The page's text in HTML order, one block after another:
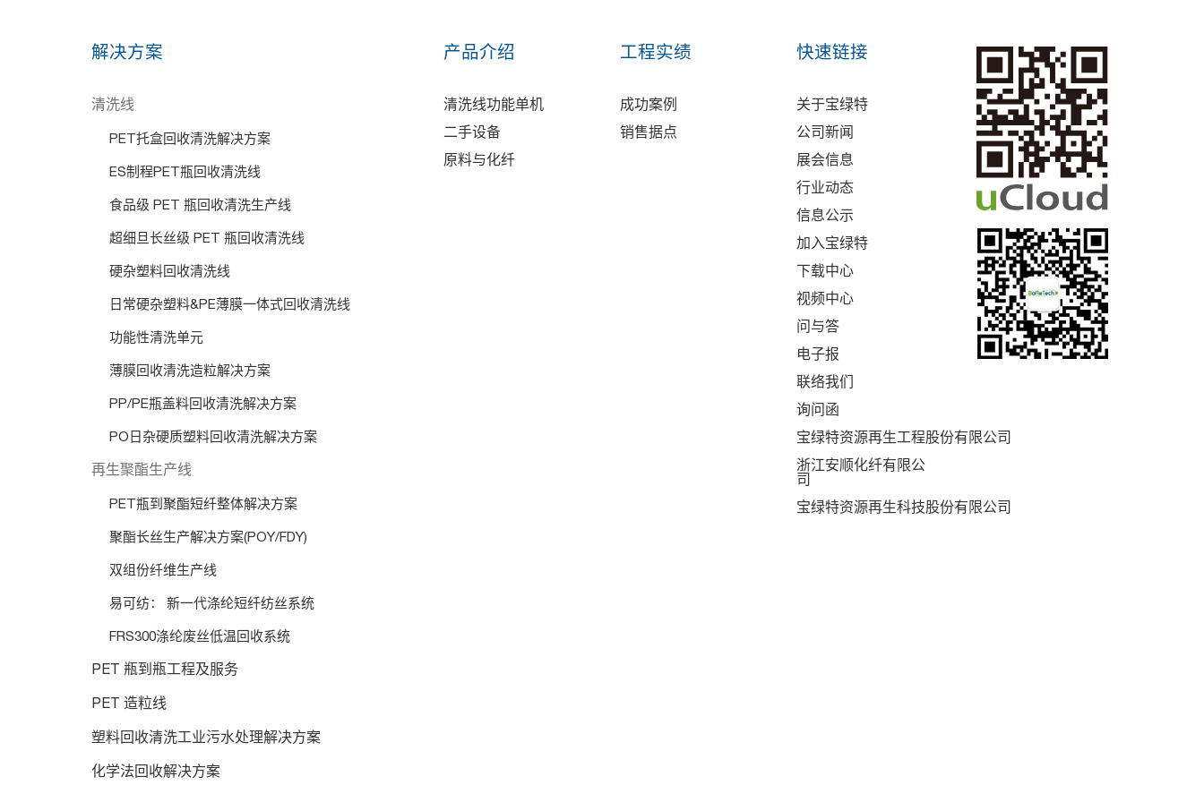
解决方案
清洗线
PET托盒回收清洗解决方案
ES制程PET瓶回收清洗线
食品级 PET 瓶回收清洗生产线
超细旦长丝级 PET 瓶回收清洗线
硬杂塑料回收清洗线
日常硬杂塑料&PE薄膜一体式回收清洗线
功能性清洗单元
薄膜回收清洗造粒解决方案
PP/PE瓶盖料回收清洗解决方案
PO日杂硬质塑料回收清洗解决方案
再生聚酯生产线
PET瓶到聚酯短纤整体解决方案
聚酯长丝生产解决方案(POY/FDY)
双组份纤维生产线
易可纺： 新一代涤纶短纤纺丝系统
FRS300涤纶废丝低温回收系统
PET 瓶到瓶工程及服务
PET 造粒线
塑料回收清洗工业污水处理解决方案
化学法回收解决方案
产品介绍
清洗线功能单机
二手设备
原料与化纤
工程实绩
成功案例
销售据点
快速链接
关于宝绿特
公司新闻
展会信息
行业动态
信息公示
加入宝绿特
下载中心
视频中心
问与答
电子报
联络我们
询问函
宝绿特资源再生工程股份有限公司
浙江安顺化纤有限公
司
宝绿特资源再生科技股份有限公司